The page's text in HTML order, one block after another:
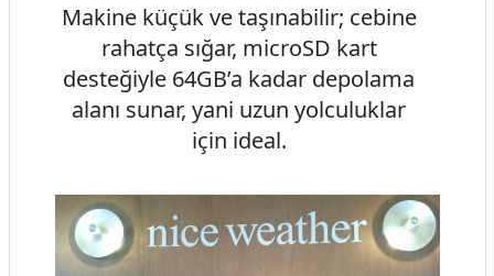
Makine küçük ve taşınabilir; cebine
rahatça sığar, microSD kart
desteğiyle 64GB’a kadar depolama
alanı sunar, yani uzun yolculuklar
için ideal.